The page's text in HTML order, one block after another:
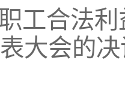
职工合法
大会的